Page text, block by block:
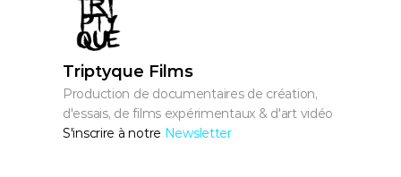
Triptyque Films
Production de documentaires de création,
d'essais, de films expérimentaux & d'art vidéo
S'inscrire à notre Newsletter